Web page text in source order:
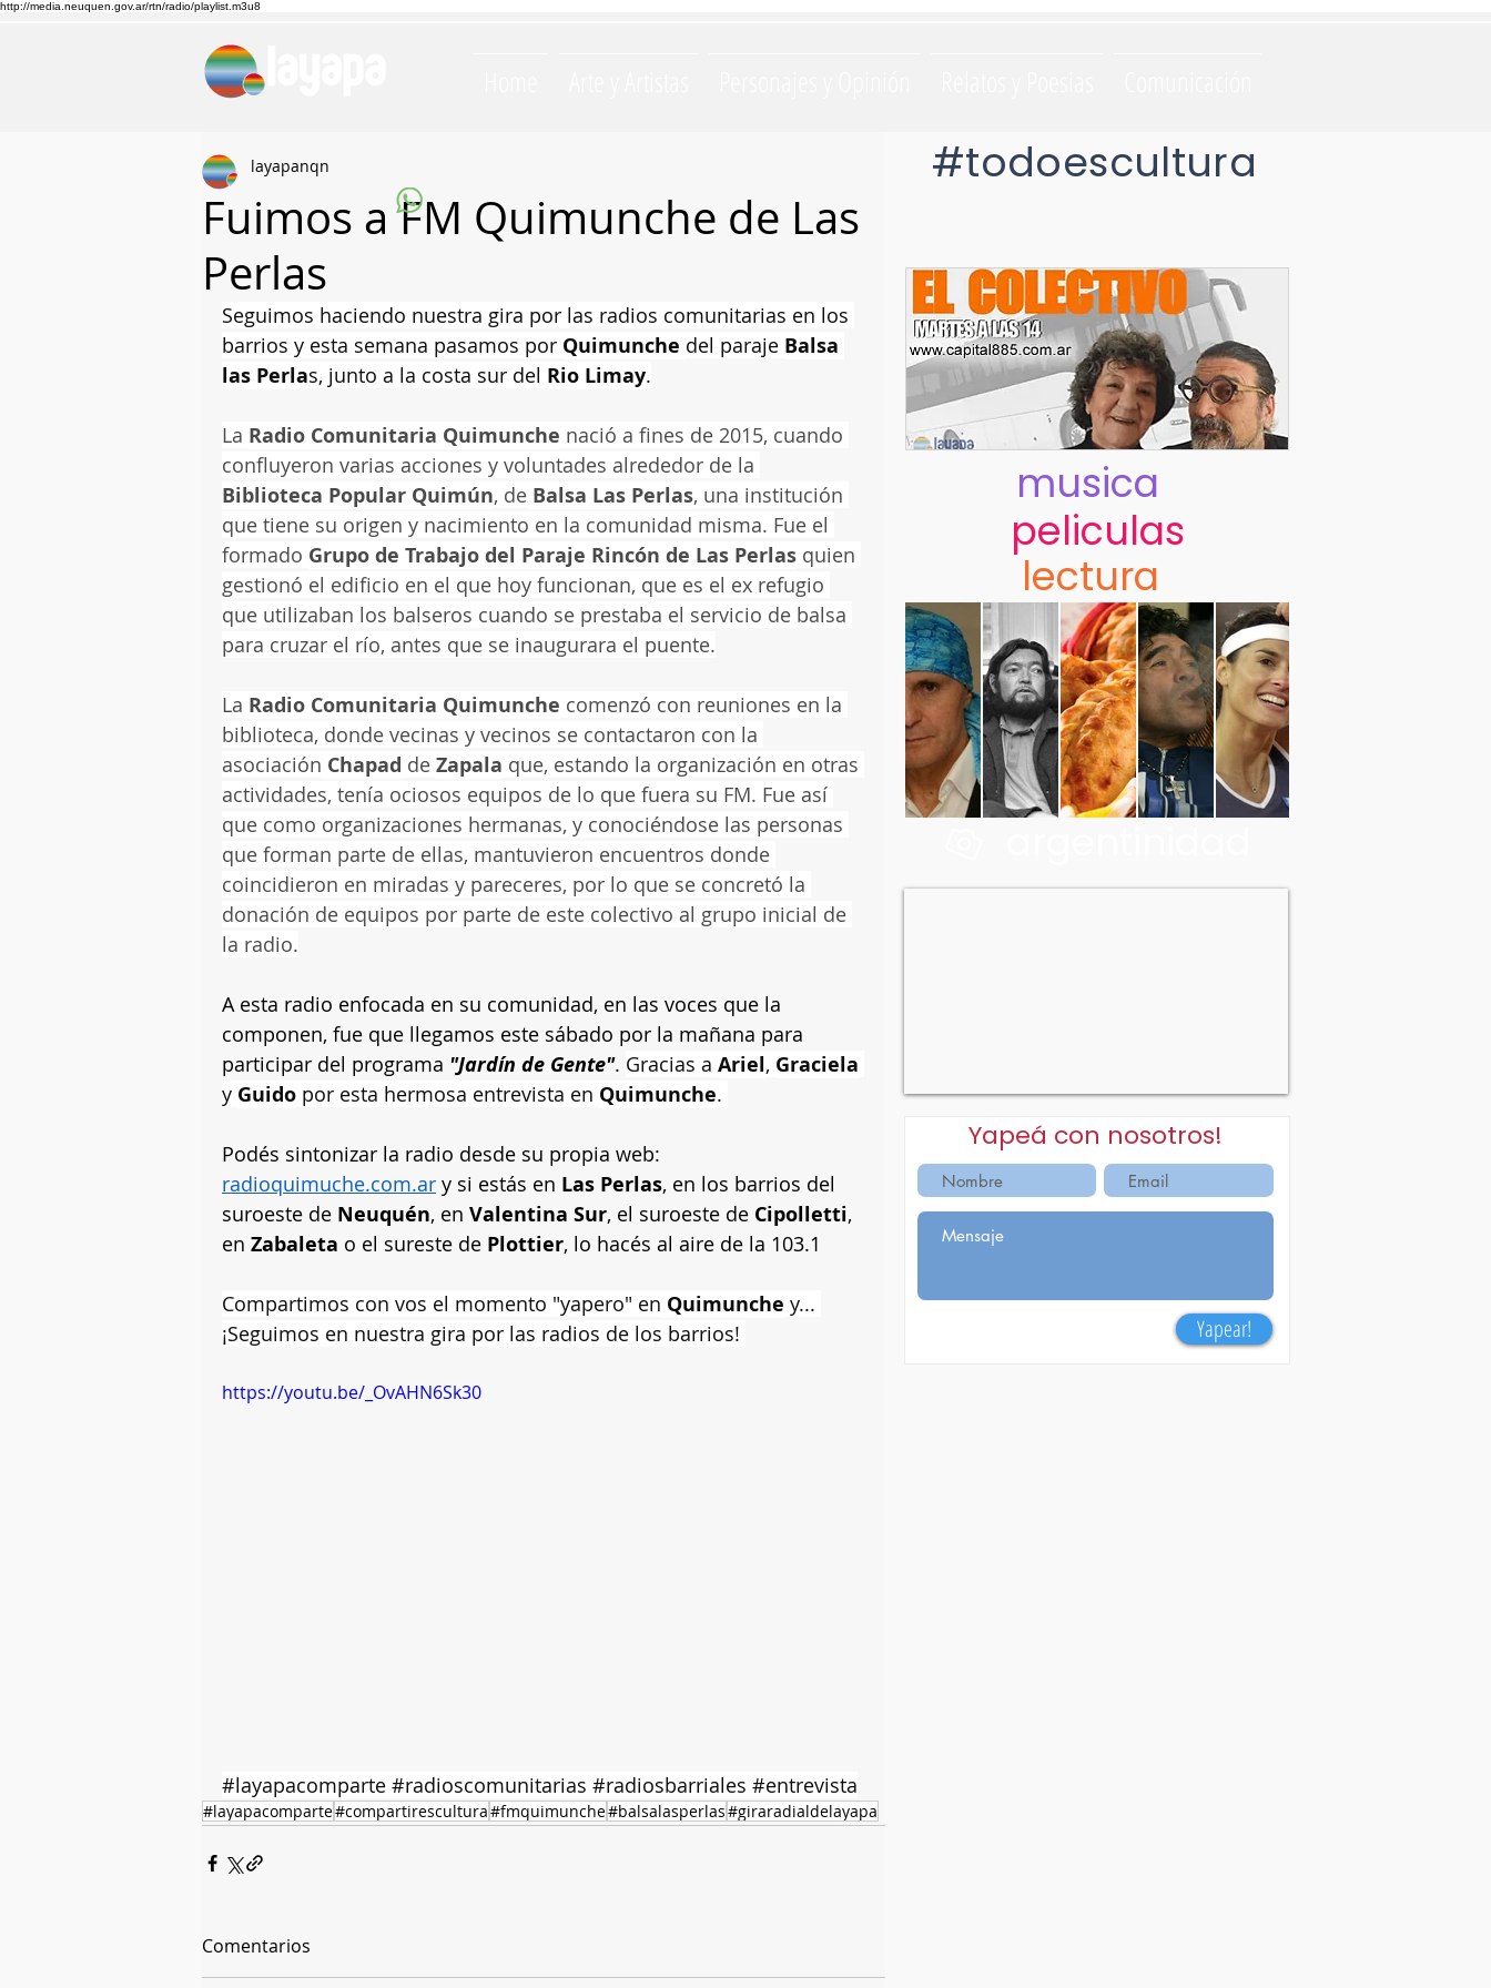
http://media.neuquen.gov.ar/rtn/radio/playlist.m3u8
Fuimos a FM Quimunche de Las
Perlas
layapanqn
Seguimos haciendo nuestra gira por las radios comunitarias en los
barrios y esta semana pasamos por Quimunche del paraje Balsa
las Perlas, junto a la costa sur del Rio Limay.
La Radio Comunitaria Quimunche nació a fines de 2015, cuando
confluyeron varias acciones y voluntades alrededor de la
Biblioteca Popular Quimún, de Balsa Las Perlas, una institución
que tiene su origen y nacimiento en la comunidad misma. Fue el
formado Grupo de Trabajo del Paraje Rincón de Las Perlas quien
gestionó el edificio en el que hoy funcionan, que es el ex refugio
que utilizaban los balseros cuando se prestaba el servicio de balsa
para cruzar el río, antes que se inaugurara el puente.
La Radio Comunitaria Quimunche comenzó con reuniones en la
biblioteca, donde vecinas y vecinos se contactaron con la
asociación Chapad de Zapala que, estando la organización en otras
actividades, tenía ociosos equipos de lo que fuera su FM. Fue así
que como organizaciones hermanas, y conociéndose las personas
que forman parte de ellas, mantuvieron encuentros donde
coincidieron en miradas y pareceres, por lo que se concretó la
donación de equipos por parte de este colectivo al grupo inicial de
la radio.
A esta radio enfocada en su comunidad, en las voces que la
componen, fue que llegamos este sábado por la mañana para
participar del programa "Jardín de Gente". Gracias a Ariel, Graciela
y Guido por esta hermosa entrevista en Quimunche.
Podés sintonizar la radio desde su propia web:
radioquimuche.com.ar y si estás en Las Perlas, en los barrios del
suroeste de Neuquén, en Valentina Sur, el suroeste de Cipolletti,
en Zabaleta o el sureste de Plottier, lo hacés al aire de la 103.1
Compartimos con vos el momento "yapero" en Quimunche y...
¡Seguimos en nuestra gira por las radios de los barrios!
https://youtu.be/_OvAHN6Sk30
#layapacomparte #radioscomunitarias #radiosbarriales #entrevista
#layapacomparte#compartirescultura#fmquimunche#balsalasperlas#giraradialdelayapa
Comentarios
#todoescultura
musica
peliculas
lectura
Yapeá con nosotros!
Yapear!